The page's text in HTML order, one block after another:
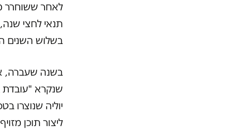
תנאי לחצי
בשלוש השנים
בשנה שעברה,
שנקרא "עובדת
יוליה שנוצרו
ליצור תוכן